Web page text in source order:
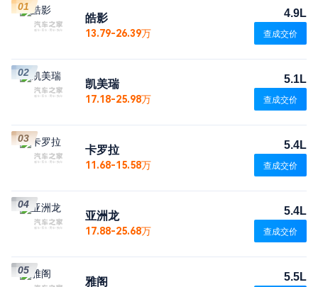
皓影
13.79-26.39万
4.9L
查成交价
01
凯美瑞
17.18-25.98万
5.1L
查成交价
02
卡罗拉
11.68-15.58万
5.4L
查成交价
03
亚洲龙
17.88-25.68万
5.4L
查成交价
04
雅阁 5.5L
05